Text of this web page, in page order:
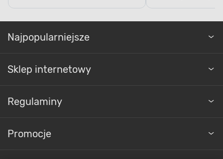
Najpopularniejsze
Sklep internetowy
Regulaminy
Promocje